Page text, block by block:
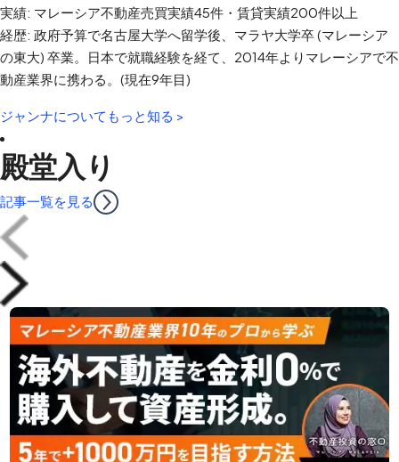
実績: マレーシア不動産売買実績45件・賃貸実績200件以上
経歴: 政府予算で名古屋大学へ留学後、マラヤ大学卒 (マレーシア
の東大) 卒業。日本で就職経験を経て、2014年よりマレーシアで不
動産業界に携わる。(現在9年目)
ジャンナについてもっと知る >
殿堂入り
記事一覧を見る